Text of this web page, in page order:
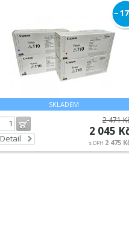
SKLADEM
−17
Detail
2 471
2 045
s DPH 2 475